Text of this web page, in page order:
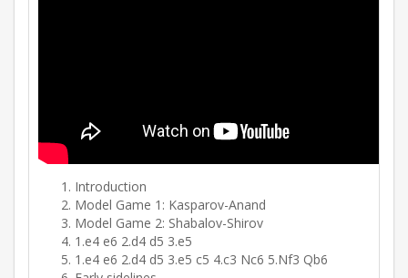
Introduction
Model Game 1: Kasparov-Anand
Model Game 2: Shabalov-Shirov
1.e4 e6 2.d4 d5 3.e5
1.e4 e6 2.d4 d5 3.e5 c5 4.c3 Nc6 5.Nf3 Qb6